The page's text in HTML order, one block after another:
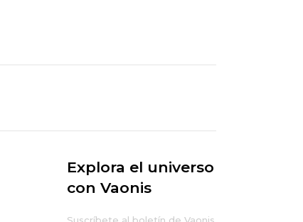
Explora el universo
con Vaonis